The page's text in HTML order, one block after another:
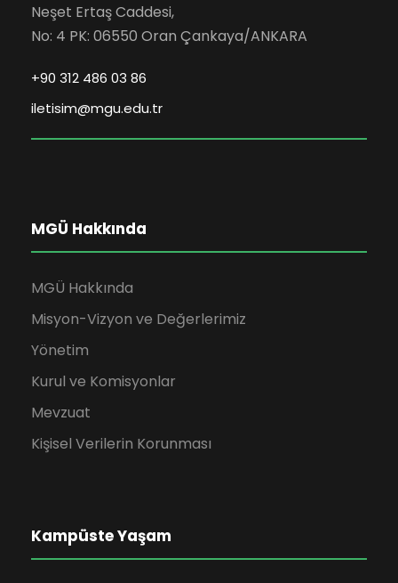
Neşet Ertaş Caddesi,
No: 4 PK: 06550 Oran Çankaya/ANKARA
+90 312 486 03 86
iletisim@mgu.edu.tr
MGÜ Hakkında
MGÜ Hakkında
Misyon-Vizyon ve Değerlerimiz
Yönetim
Kurul ve Komisyonlar
Mevzuat
Kişisel Verilerin Korunması
Kampüste Yaşam